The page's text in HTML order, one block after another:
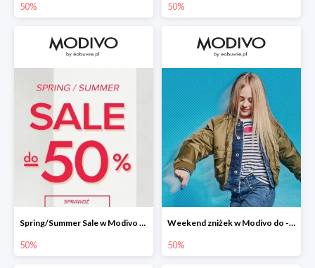
50% 50%
Spring/Summer Sale w Modivo do -50%
50%
Weekend zniżek w Modivo do -50%
50%